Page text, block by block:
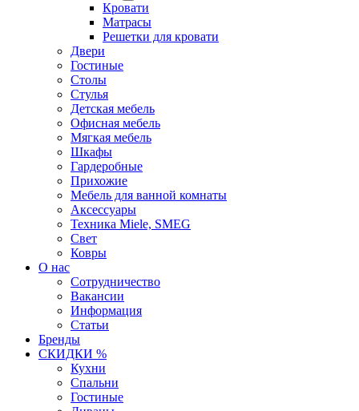
Кровати
Матрасы
Решетки для кровати
Двери
Гостиные
Столы
Стулья
Детская мебель
Офисная мебель
Мягкая мебель
Шкафы
Гардеробные
Прихожие
Мебель для ванной комнаты
Аксессуары
Техника Miele, SMEG
Свет
Ковры
О нас
Сотрудничество
Вакансии
Информация
Статьи
Бренды
СКИДКИ %
Кухни
Спальни
Гостиные